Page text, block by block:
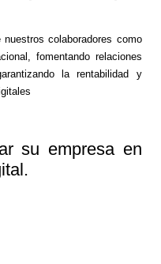
colaboradores como
fomentando relaciones
la rentabilidad y
su empresa en